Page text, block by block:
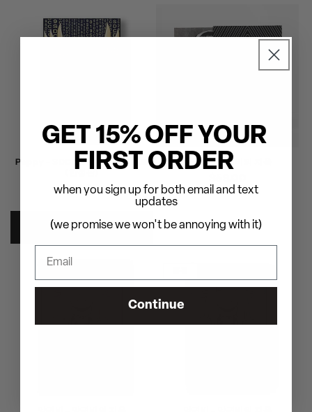
Poppy - SDCC 2019 아트 프린트
(한정판)
정
$25.00
카트에 추가
양귀비 - 양귀비의 지옥
가
GET 15% OFF YOUR
FIRST ORDER
when you sign up for both email and text
updates
(we promise we won't be annoying with it)
Continue